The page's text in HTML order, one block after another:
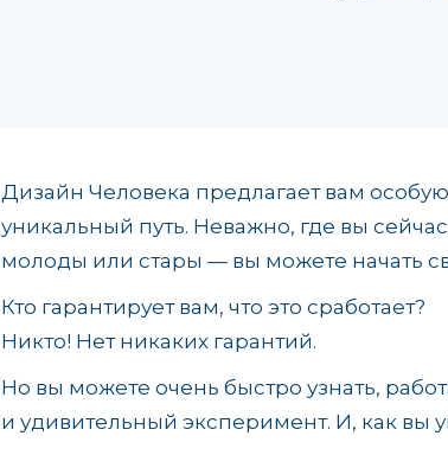
Дизайн Человека предлагает вам
уникальный путь. Неважно, где вы
молоды или стары — вы можете начать
Кто гарантирует вам, что это сработает?
Никто! Нет никаких гарантий.
Но вы можете очень быстро узнать,
и удивительный эксперимент. И, как вы